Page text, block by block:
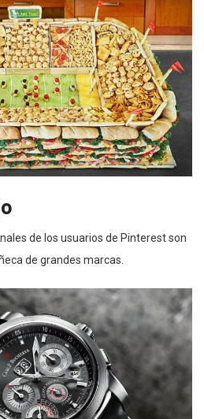
de los usuarios de Pinterest son
de grandes marcas.